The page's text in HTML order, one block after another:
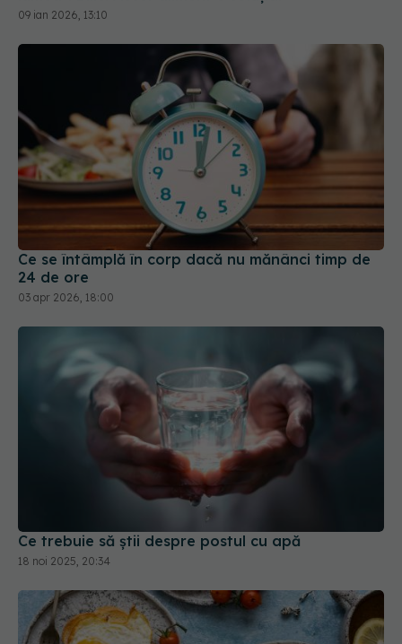
Ce se întâmplă în corp dacă nu mănânci timp de
24 de ore
Ce trebuie să știi despre postul cu apă